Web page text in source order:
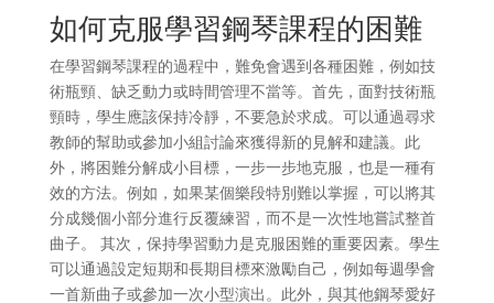
如何克服學習鋼琴課程的困難
在學習鋼琴課程的過程中，難免會遇到各種困難，例如技
術瓶頸、缺乏動力或時間管理不當等。首先，面對技術瓶
頸時，學生應該保持冷靜，不要急於求成。可以通過尋求
教師的幫助或參加小組討論來獲得新的見解和建議。此
外，將困難分解成小目標，一步一步地克服，也是一種有
效的方法。例如，如果某個樂段特別難以掌握，可以將其
分成幾個小部分進行反覆練習，而不是一次性地嘗試整首
曲子。 其次，保持學習動力是克服困難的重要因素。學生
可以通過設定短期和長期目標來激勵自己，例如每週學會
一首新曲子或參加一次小型演出。此外，與其他鋼琴愛好